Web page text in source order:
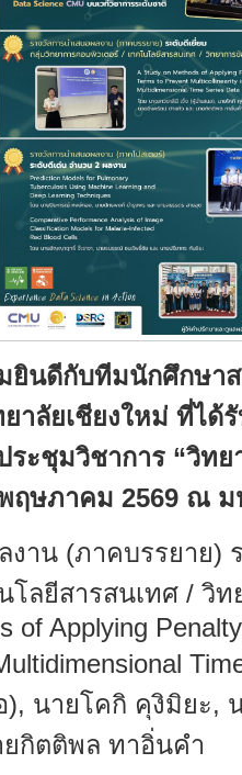
กับทีมนักศึกษาส
าลัยเชียงใหม่ ที่ได้
ระชุมวิชาการ “วิท
ฤษภาคม 2569 ณ
งาน (ภาคบรรยาย)
โลยีสารสนเทศ /
of Applying
), นายโคกิ คุงิมิยะ
กิตติพล ทาอิ่นคำ